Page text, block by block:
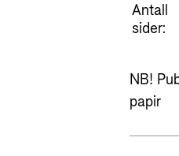
Antall
sider:
NB!
papir